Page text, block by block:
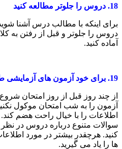
18. دروس را جلوتر مطالعه کنید
برای اینکه با مطالب درس آشنا
دروس را جلوتر و قبل از رفتن به
آماده کنید.
19. برای خود آزمون های آزمایشی
از چند روز قبل از روز امتحان
آزمون را به شب امتحان موکول
اطلاعات را با خیال راحت هضم
سوالات متنوع درباره دروس در
کنید. هرچقدر بیشتر در مورد
ها را یاد می گیرید.